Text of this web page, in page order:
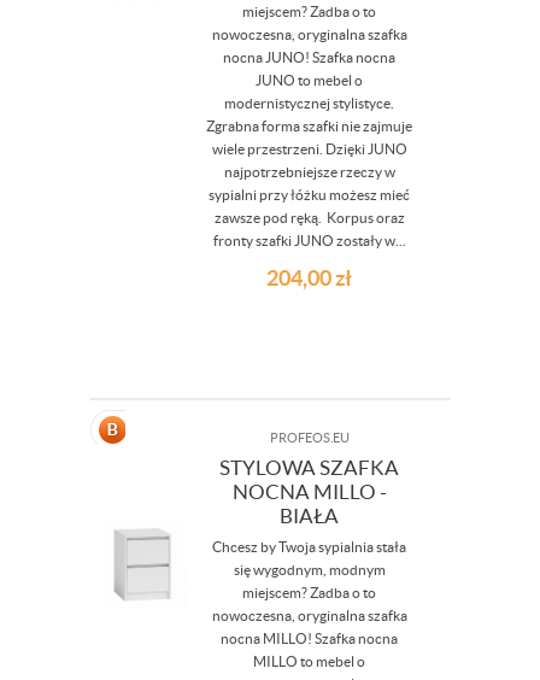
miejscem? Zadba o to
nowoczesna, oryginalna szafka
nocna JUNO! Szafka nocna
JUNO to mebel o
modernistycznej stylistyce.
Zgrabna forma szafki nie zajmuje
wiele przestrzeni. Dzięki JUNO
najpotrzebniejsze rzeczy w
sypialni przy łóżku możesz mieć
zawsze pod ręką. Korpus oraz
fronty szafki JUNO zostały w...
204,00zł
PROFEOS.EU
STYLOWA SZAFKA
NOCNA MILLO -
BIAŁA
Chcesz by Twoja sypialnia stała
się wygodnym, modnym
miejscem? Zadba o to
nowoczesna, oryginalna szafka
nocna MILLO! Szafka nocna
MILLO to mebel o